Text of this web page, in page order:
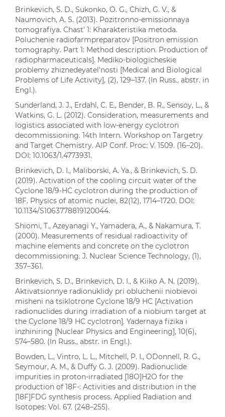
Brinkevich, S. D., Sukonko, O. G., Chizh, G. V., &
Naumovich, A. S. (2013). Pozitronno-emissionnaya
tomografiya. Chast' 1: Kharakteristika metoda.
Poluchenie radiofarmpreparatov [Positron emission
tomography. Part 1: Method description. Production of
radiopharmaceuticals]. Mediko-biologicheskie
problemy zhiznedeyatel'nosti [Medical and Biological
Problems of Life Activity], (2), 129–137. (In Russ., abstr. in
Engl.).
Sunderland, J. J., Erdahl, C. E., Bender, B. R., Sensoy, L., &
Watkins, G. L. (2012). Consideration, measurements and
logistics associated with low-energy cyclotron
decommissioning. 14th Intern. Workshop on Targetry
and Target Chemistry. AIP Conf. Proc: V. 1509. (16–20).
DOI: 10.1063/1.4773931.
Brinkevich, D. I., Maliborski, A. Ya., & Brinkevich, S. D.
(2019). Activation of the cooling circuit water of the
Cyclone 18/9-HC cyclotron during the production of
18F. Physics of atomic nuclei, 82(12), 1714–1720. DOI:
10.1134/S1063778819120044.
Shiomi, T., Azeyanagi Y., Yamadera, A., & Nakamura, T.
(2000). Measurements of residual radioactivity of
machine elements and concrete on the cyclotron
decommissioning. J. Nuclear Science Technology, (1),
357–361.
Brinkevich, S. D., Brinkevich, D. I., & Kiiko A. N. (2019).
Aktivatsionnye radionuklidy pri obluchenii niobievoi
misheni na tsiklotrone Cyclone 18/9 HC [Activation
radionuclides during irradiation of a niobium target at
the Cyclone 18/9 HC cyclotron]. Yadernaya fizika i
inzhiniring [Nuclear Physics and Engineering], 10(6),
574–580. (In Russ., abstr. in Engl.).
Bowden, L., Vintro, L. L., Mitchell, P. I., O`Donnell, R. G.,
Seymour, A. M., & Duffy G. J. (2009). Radionuclide
impurities in proton-irradiated [18O]H2O for the
production of 18F-: Activities and distribution in the
[18F]FDG synthesis process. Applied Radiation and
Isotopes: Vol. 67. (248–255).